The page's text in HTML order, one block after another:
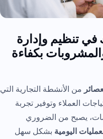
تنظيم وإدارة
بكفاءة
من الأنشطة التجارية التي
العملاء وتوفير تجربة
يصبح من الضروري
اليومية بشكل سهل